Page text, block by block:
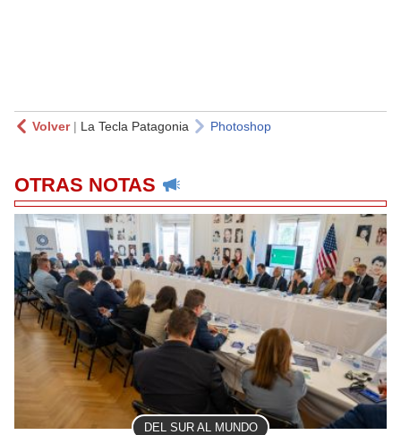
Volver| La Tecla Patagonia Photoshop
OTRAS NOTAS
DEL SUR AL MUNDO